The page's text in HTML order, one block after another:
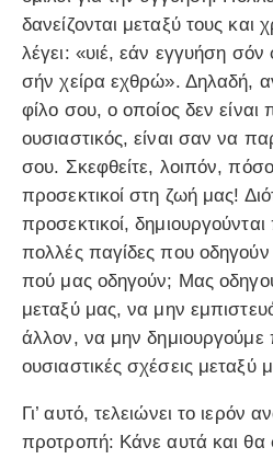
δανείζονται μεταξύ τους και
λέγει: «υιέ, εάν εγγυήση
σήν χείρα εχθρώ». Δηλαδή,
φίλο σου, ο οποίος δεν είναι
ουσιαστικός, είναι σαν να
σου. Σκεφθείτε, λοιπόν,
προσεκτικοί στη ζωή μας!
προσεκτικοί,
πολλές παγίδες που οδηγούν
πού μας οδηγούν; Μας
μεταξύ μας, να μην
άλλον, να μην δημιουργούμε
ουσιαστικές σχέσεις μεταξύ
Γι’ αυτό, τελειώνει το ιερόν
προτροπή: Κάνε αυτά και θα